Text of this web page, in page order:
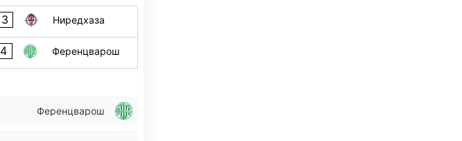
3 Ниредхаза
4 Ференцварош
Ференцварош